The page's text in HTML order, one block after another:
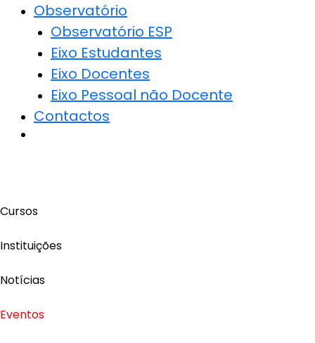
Observatório
Observatório ESP
Eixo Estudantes
Eixo Docentes
Eixo Pessoal não Docente
Contactos
Cursos
Instituições
Notícias
Eventos